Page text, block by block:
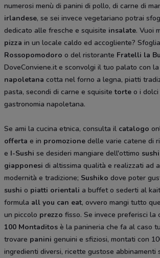
numerosi menù di panini di pollo, di carne di
irlandese, se sei invece vegetariano potrai
dedicato alle fresche e squisite insalate. Vuoi
pizza in un locale caldo ed accogliente?
Rossopomodoro o del ristorante Fratelli la
DoveConviene.it e sconvolgi il tuo palato con
napoletana cotta nel forno a legna, piatti
pasta, secondi di carne e squisitetorte o i
gastronomia napoletana.
Se ami la cucina etnica, consulta il catalogo
offerta e in promozione delle varie catene di
e I-Sushi se desideri mangiare dell'ottimo sushi
giapponesi di altissima qualità e realizzati ad
modernità e tradizione; Sushiko dove poter
sushi o piatti orientali a buffet o sederti al
formula all you can eat, ovvero mangi tutto
un piccolo prezzo fisso. Se invece preferisci la
100 Montaditos è la panineria che fa al caso
trovare panini genuini e sfiziosi, montati con
ingredienti diversi, ricette gustose abbinamenti